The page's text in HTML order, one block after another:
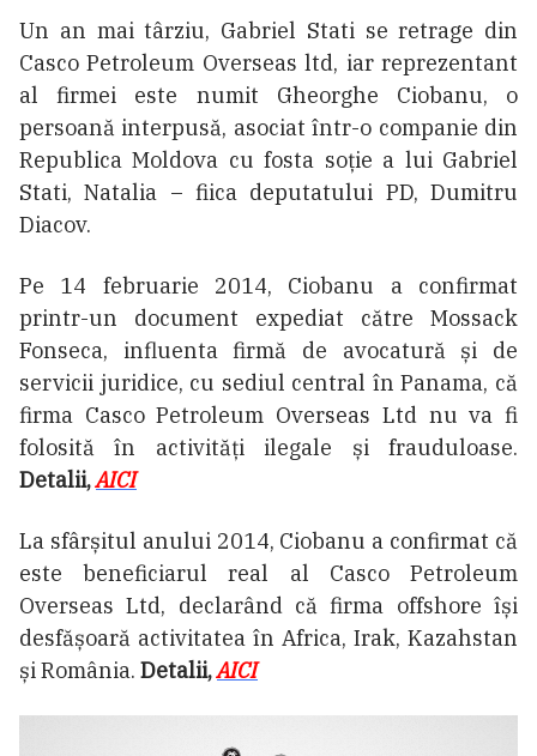
Un an mai târziu, Gabriel Stati se retrage din
Casco Petroleum Overseas ltd, iar reprezentant
al firmei este numit Gheorghe Ciobanu, o
persoană interpusă, asociat într-o companie din
Republica Moldova cu fosta soție a lui Gabriel
Stati, Natalia – fiica deputatului PD, Dumitru
Diacov.
Pe 14 februarie 2014, Ciobanu a confirmat
printr-un document expediat către Mossack
Fonseca, influenta firmă de avocatură și de
servicii juridice, cu sediul central în Panama, că
firma Casco Petroleum Overseas Ltd nu va fi
folosită în activități ilegale și frauduloase.
Detalii,AICI
La sfârșitul anului 2014, Ciobanu a confirmat că
este beneficiarul real al Casco Petroleum
Overseas Ltd, declarând că firma offshore își
desfășoară activitatea în Africa, Irak, Kazahstan
și România. Detalii,AICI